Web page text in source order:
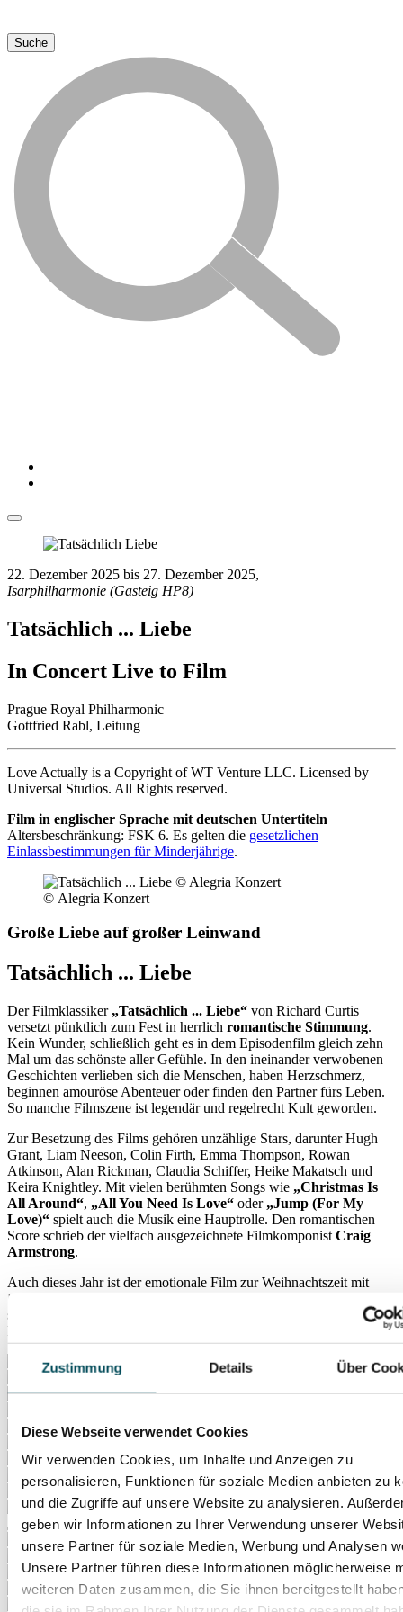
Zustimmung Details Über
Diese Webseite verwendet Cookies
Wir verwenden Cookies, um Inhalte und Anzeigen zu
personalisieren, Funktionen für soziale Medien anbieten zu
und die Zugriffe auf unsere Website zu analysieren.
geben wir Informationen zu Ihrer Verwendung unserer
unsere Partner für soziale Medien, Werbung und Analysen
Unsere Partner führen diese Informationen möglicherweise
weiteren Daten zusammen, die Sie ihnen bereitgestellt
22. Dezember 2025 bis 27. Dezember 2025,
Isarphilharmonie (Gasteig HP8)
Tatsächlich ... Liebe
In Concert Live to Film
Prague Royal Philharmonic
Gottfried Rabl, Leitung
Love Actually is a Copyright of WT Venture LLC. Licensed by
Universal Studios. All Rights reserved.
Film in englischer Sprache mit deutschen Untertiteln
Altersbeschränkung: FSK 6. Es gelten die gesetzlichen
Einlassbestimmungen für Minderjährige.
© Alegria Konzert
Große Liebe auf großer Leinwand
Tatsächlich ... Liebe
Der Filmklassiker „Tatsächlich ... Liebe“ von Richard Curtis
versetzt pünktlich zum Fest in herrlich romantische Stimmung.
Kein Wunder, schließlich geht es in dem Episodenfilm gleich zehn
Mal um das schönste aller Gefühle. In den ineinander verwobenen
Geschichten verlieben sich die Menschen, haben Herzschmerz,
beginnen amouröse Abenteuer oder finden den Partner fürs Leben.
So manche Filmszene ist legendär und regelrecht Kult geworden.
Zur Besetzung des Films gehören unzählige Stars, darunter Hugh
Grant, Liam Neeson, Colin Firth, Emma Thompson, Rowan
Atkinson, Alan Rickman, Claudia Schiffer, Heike Makatsch und
Keira Knightley. Mit vielen berühmten Songs wie „Christmas Is
All Around“, „All You Need Is Love“ oder „Jump (For My
Love)“ spielt auch die Musik eine Hauptrolle. Den romantischen
Score schrieb der vielfach ausgezeichnete Filmkomponist Craig
Armstrong.
Auch dieses Jahr ist der emotionale Film zur Weihnachtszeit mit
Live-Begleitung zur erleben: Punktgenau zum Leinwandgeschehen
spielt das
in der Isarphilharmonie die
Filmmusik.